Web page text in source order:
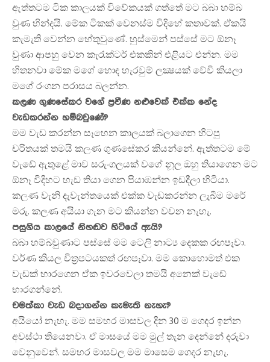
ඇත්තටම ටික කාලයක් විවේකයක් ගත්තේ මට බබා හම්බ
වුණ හින්දයි. මේක ටිකක් වෙනස්ම විදිහේ කතාවක්. ඒකයි
කැමැති වෙන්න හේතුවුණේ. හුස්මෙන් පස්සේ මට ඕනෑ
වුණා ආපහු වෙන කැරැක්ටර් එකකින් එළියට එන්න. මම
හිතනවා මේක මගේ හොඳ හැරවුම් ලක්‍ෂයක් වේවි කියලා
මගේ රංගන පරාසය බලන්න.
කලණ ගුණසේකර වගේ ප්‍රවීණ නළුවෙක් එක්ක නේද
වැඩකරන්න හම්බවුණේ?
මම වැඩ කරන්න සෑහෙන කාලයක් බලාගෙන හිටපු
චරිතයක් තමයි කලණ ගුණසේකර කියන්නේ. ඇත්තටම මේ
වැඩේ ඇතුළේ මාව සරුංගලයක් වගේ නූල ඔහු තියාගෙන මට
ඕනෑ විදිහට හැඩ තියා ගෙන පියාඹන්න ඉඩදීලා හිටියා.
කලණ වැනි දැවැන්තයෙක් එක්ක වැඩකරන්න ලැබීම මරේ
මරු. කලණ අයියා ගැන මට කියන්න වචන නැහැ.
පසුගිය කාලයේ නිහඬව හිටියේ ඇයි?
බබා හම්බවුණාට පස්සේ මම ටෙලි නාට්‍ය දෙකක රඟපෑවා.
වර්ණ කියල චිත්‍රපටයකත් රඟපෑවා. මම කොහොමත් එක
වැඩක් භාරගෙන ඒක ඉවරවෙලා තමයි අනෙක් වැඩේ
භාරගන්නේ.
චමත්කා වැඩ බදාගන්න කැමැති නැහැ?
අයියෝ නැහැ. මම සමහර මාසවල දින 30 ම ගෙදර ඉන්න
අවස්ථා තියෙනවා. ඒ මාසයේ මම මුල් තැන දෙන්නේ දරුවා
වෙනුවෙන්. සමහර මාසවල මම මාසෙම ගෙදර නැහැ.